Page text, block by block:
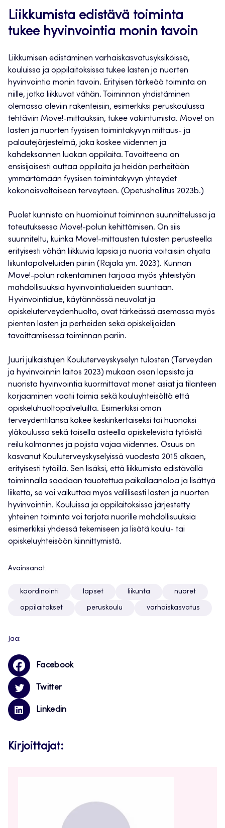
Liikkumista edistävä toiminta
tukee hyvinvointia monin tavoin
Liikkumisen edistäminen varhaiskasvatusyksiköissä,
kouluissa ja oppilaitoksissa tukee lasten ja nuorten
hyvinvointia monin tavoin. Erityisen tärkeää toiminta on
niille, jotka liikkuvat vähän. Toiminnan yhdistäminen
olemassa oleviin rakenteisiin, esimerkiksi peruskoulussa
tehtäviin Move!-mittauksiin, tukee vakiintumista. Move! on
lasten ja nuorten fyysisen toimintakyvyn mittaus- ja
palautejärjestelmä, joka koskee viidennen ja
kahdeksannen luokan oppilaita. Tavoitteena on
ensisijaisesti auttaa oppilaita ja heidän perheitään
ymmärtämään fyysisen toimintakyvyn yhteydet
kokonaisvaltaiseen terveyteen. (Opetushallitus 2023b.)
Puolet kunnista on huomioinut toiminnan suunnittelussa ja
toteutuksessa Move!-polun kehittämisen. On siis
suunniteltu, kuinka Move!-mittausten tulosten perusteella
erityisesti vähän liikkuvia lapsia ja nuoria voitaisiin ohjata
liikuntapalveluiden piiriin (Rajala ym. 2023). Kunnan
Move!-polun rakentaminen tarjoaa myös yhteistyön
mahdollisuuksia hyvinvointialueiden suuntaan.
Hyvinvointialue, käytännössä neuvolat ja
opiskeluterveydenhuolto, ovat tärkeässä asemassa myös
pienten lasten ja perheiden sekä opiskelijoiden
tavoittamisessa toiminnan pariin.
Juuri julkaistujen Kouluterveyskyselyn tulosten (Terveyden
ja hyvinvoinnin laitos 2023) mukaan osan lapsista ja
nuorista hyvinvointia kuormittavat monet asiat ja tilanteen
korjaaminen vaatii toimia sekä kouluyhteisöltä että
opiskeluhuoltopalveluilta. Esimerkiksi oman
terveydentilansa kokee keskinkertaiseksi tai huonoksi
yläkoulussa sekä toisella asteella opiskelevista tytöistä
reilu kolmannes ja pojista vajaa viidennes. Osuus on
kasvanut Kouluterveyskyselyissä vuodesta 2015 alkaen,
erityisesti tytöillä. Sen lisäksi, että liikkumista edistävällä
toiminnalla saadaan tauotettua paikallaanoloa ja lisättyä
liikettä, se voi vaikuttaa myös välillisesti lasten ja nuorten
hyvinvointiin. Kouluissa ja oppilaitoksissa järjestetty
yhteinen toiminta voi tarjota nuorille mahdollisuuksia
esimerkiksi yhdessä tekemiseen ja lisätä koulu- tai
opiskeluyhteisöön kiinnittymistä.
Avainsanat:
koordinointi lapset liikunta nuoret
oppilaitokset peruskoulu varhaiskasvatus
Jaa:
Facebook
Twitter
Linkedin
Kirjoittajat: